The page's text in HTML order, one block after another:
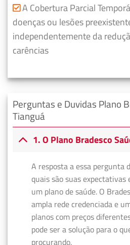
A Cobertura Parcial
doenças ou lesões
independentemente da
carências
Perguntas e Duvidas Plano
Tianguá
1. O Plano Bradesco
A resposta a essa pergunta
quais são suas expectativas
um plano de saúde. O
ampla rede credenciada e
planos com preços
pode ser a solução para o
procurando.